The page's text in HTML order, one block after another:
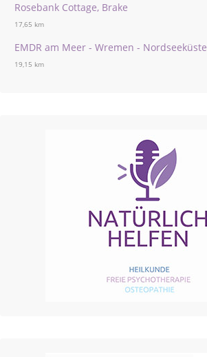
Rosebank Cottage, Brake
17,65 km
EMDR am Meer - Wremen - Nordseeküste
19,15 km